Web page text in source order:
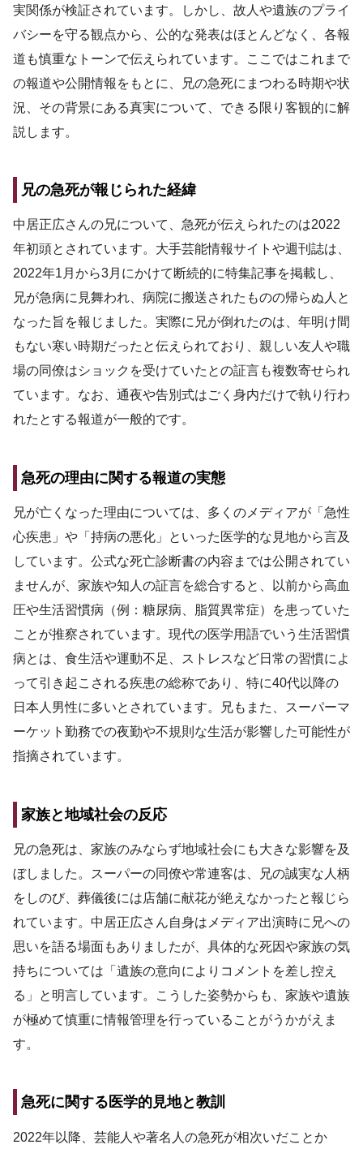
実関係が検証されています。しかし、故人や遺族のプライ
バシーを守る観点から、公的な発表はほとんどなく、各報
道も慎重なトーンで伝えられています。ここではこれまで
の報道や公開情報をもとに、兄の急死にまつわる時期や状
況、その背景にある真実について、できる限り客観的に解
説します。
兄の急死が報じられた経緯
中居正広さんの兄について、急死が伝えられたのは2022
年初頭とされています。大手芸能情報サイトや週刊誌は、
2022年1月から3月にかけて断続的に特集記事を掲載し、
兄が急病に見舞われ、病院に搬送されたものの帰らぬ人と
なった旨を報じました。実際に兄が倒れたのは、年明け間
もない寒い時期だったと伝えられており、親しい友人や職
場の同僚はショックを受けていたとの証言も複数寄せられ
ています。なお、通夜や告別式はごく身内だけで執り行わ
れたとする報道が一般的です。
急死の理由に関する報道の実態
兄が亡くなった理由については、多くのメディアが「急性
心疾患」や「持病の悪化」といった医学的な見地から言及
しています。公式な死亡診断書の内容までは公開されてい
ませんが、家族や知人の証言を総合すると、以前から高血
圧や生活習慣病（例：糖尿病、脂質異常症）を患っていた
ことが推察されています。現代の医学用語でいう生活習慣
病とは、食生活や運動不足、ストレスなど日常の習慣によ
って引き起こされる疾患の総称であり、特に40代以降の
日本人男性に多いとされています。兄もまた、スーパーマ
ーケット勤務での夜勤や不規則な生活が影響した可能性が
指摘されています。
家族と地域社会の反応
兄の急死は、家族のみならず地域社会にも大きな影響を及
ぼしました。スーパーの同僚や常連客は、兄の誠実な人柄
をしのび、葬儀後には店舗に献花が絶えなかったと報じら
れています。中居正広さん自身はメディア出演時に兄への
思いを語る場面もありましたが、具体的な死因や家族の気
持ちについては「遺族の意向によりコメントを差し控え
る」と明言しています。こうした姿勢からも、家族や遺族
が極めて慎重に情報管理を行っていることがうかがえま
す。
急死に関する医学的見地と教訓
2022年以降、芸能人や著名人の急死が相次いだことか